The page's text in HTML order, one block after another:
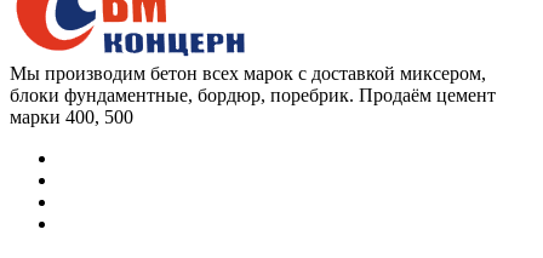
Мы производим бетон всех марок с доставкой миксером,
блоки фундаментные, бордюр, поребрик. Продаём цемент
марки 400, 500